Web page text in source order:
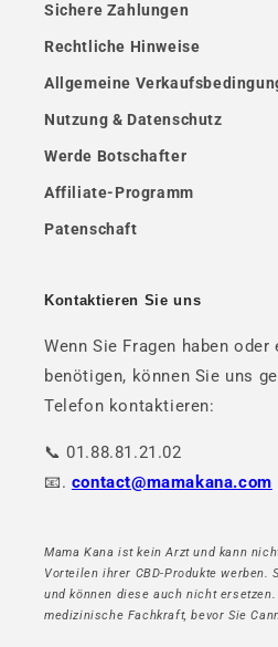
Sichere Zahlungen
Rechtliche Hinweise
Allgemeine
Nutzung & Datenschutz
Werde Botschafter
Affiliate-Programm
Patenschaft
Kontaktieren Sie uns
Wenn Sie Fragen haben
benötigen, können Sie uns
Telefon kontaktieren:
📞 01.88.81.21.02
📧. contact@mamakana.com
Mama Kana ist kein Arzt und kann
Vorteilen ihrer CBD-Produkte werben.
und können diese auch nicht
medizinische Fachkraft, bevor Sie